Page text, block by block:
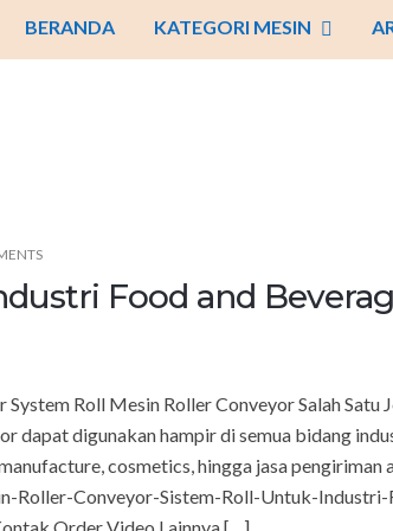
BERANDA KATEGORI MESIN
Food and
Roll Mesin Roller Conveyor Salah Satu
dapat digunakan hampir di semua bidang
cosmetics, hingga jasa pengiriman
Conveyor-Sistem-Roll-Untuk-Industri-